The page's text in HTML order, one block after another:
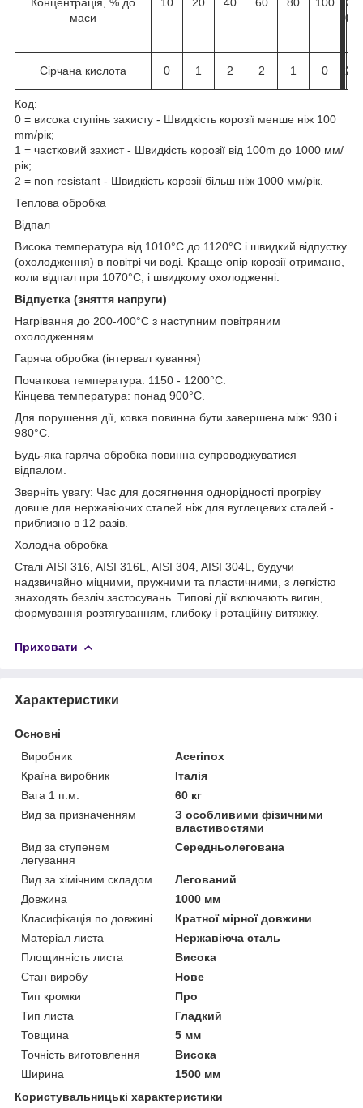
маси
000
Сірчана кислота 0 1 2 2 1 0 222
Код:
0 = висока ступінь захисту - Швидкість корозії менше ніж 100
mm/рік;
1 = частковий захист - Швидкість корозії від 100m до 1000 мм/
рік;
2 = non resistant - Швидкість корозії більш ніж 1000 мм/рік.
Теплова обробка
Відпал
Висока температура від 1010°C до 1120°C і швидкий відпустку
(охолодження) в повітрі чи воді. Краще опір корозії отримано,
коли відпал при 1070°C, і швидкому охолодженні.
Відпустка (зняття напруги)
Нагрівання до 200-400°C з наступним повітряним
охолодженням.
Гаряча обробка (інтервал кування)
Початкова температура: 1150 - 1200°C.
Кінцева температура: понад 900°C.
Для порушення дії, ковка повинна бути завершена між: 930 і
980°C.
Будь-яка гаряча обробка повинна супроводжуватися
відпалом.
Зверніть увагу: Час для досягнення однорідності прогріву
довше для нержавіючих сталей ніж для вуглецевих сталей -
приблизно в 12 разів.
Холодна обробка
Сталі AISI 316, AISI 316L, AISI 304, AISI 304L, будучи
надзвичайно міцними, пружними та пластичними, з легкістю
знаходять безліч застосувань. Типові дії включають вигин,
формування розтягуванням, глибоку і ротаційну витяжку.
Приховати
Характеристики
Основні
Виробник
Acerinox
Країна виробник
Італія
Вага 1 п.м.
60 кг
Вид за призначенням
З особливими фізичними
властивостями
Вид за ступенем
легування
Середньолегована
Вид за хімічним складом
Легований
Довжина
1000 мм
Класифікація по довжині
Кратної мірної довжини
Матеріал листа
Нержавіюча сталь
Площинність листа
Висока
Стан виробу
Нове
Тип кромки
Про
Тип листа
Гладкий
Товщина
5 мм
Точність виготовлення
Висока
Ширина
1500 мм
Користувальницькі характеристики